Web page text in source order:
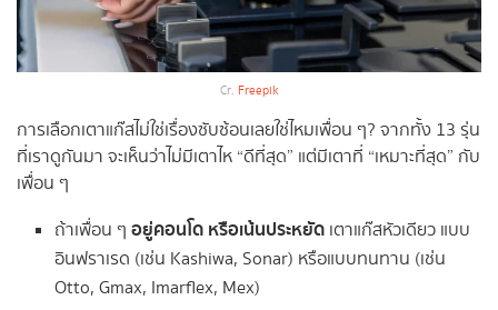
Cr. Freepik
การเลือกเตาแก๊สไม่ใช่เรื่องซับซ้อนเลยใช่ไหมเพื่อน ๆ? จากทั้ง 13 รุ่น
ที่เราดูกันมา จะเห็นว่าไม่มีเตาไห “ดีที่สุด” แต่มีเตาที่ “เหมาะที่สุด” กับ
เพื่อน ๆ
ถ้าเพื่อน ๆอยู่คอนโด หรือเน้นประหยัด เตาแก๊สหัวเดียว แบบ
อินฟราเรด (เช่น Kashiwa, Sonar) หรือแบบทนทาน (เช่น
Otto, Gmax, Imarflex, Mex)